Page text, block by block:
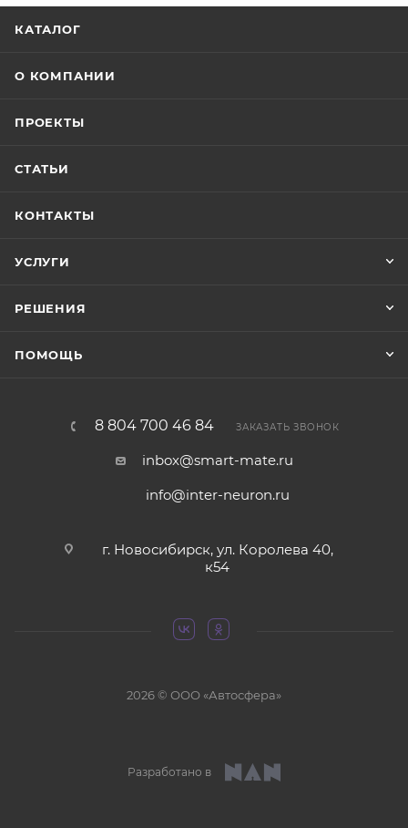
КАТАЛОГ
О КОМПАНИИ
ПРОЕКТЫ
СТАТЬИ
КОНТАКТЫ
УСЛУГИ
РЕШЕНИЯ
ПОМОЩЬ
8 804 700 46 84 ЗАКАЗАТЬ ЗВОНОК
inbox@smart-mate.ru
info@inter-neuron.ru
г. Новосибирск, ул. Королева 40,
к54
2026 © ООО «Автосфера»
Разработано в